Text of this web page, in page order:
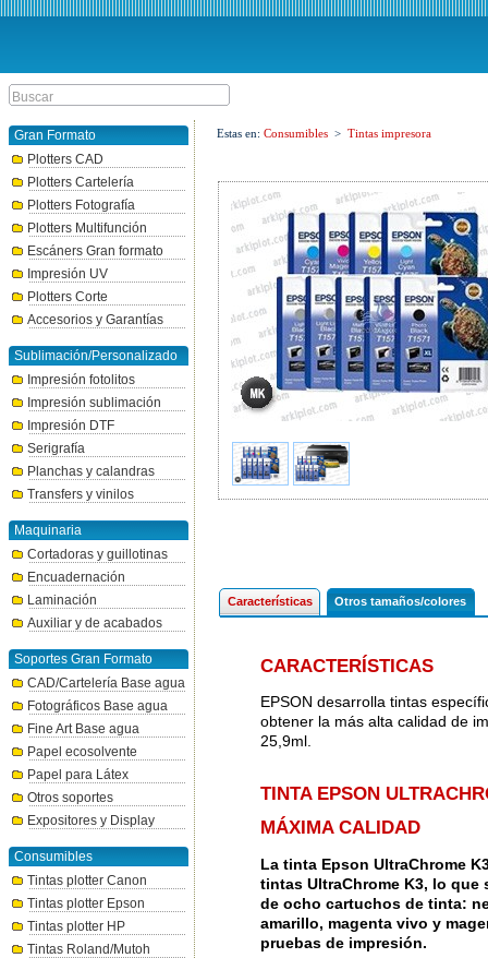
Gran Formato
Plotters CAD
Plotters Cartelería
Plotters Fotografía
Plotters Multifunción
Escáners Gran formato
Impresión UV
Plotters Corte
Accesorios y Garantías
Sublimación/Personalizado
Impresión fotolitos
Impresión sublimación
Impresión DTF
Serigrafía
Planchas y calandras
Transfers y vinilos
Maquinaria
Cortadoras y guillotinas
Encuadernación
Laminación
Auxiliar y de acabados
Soportes Gran Formato
CAD/Cartelería Base agua
Fotográficos Base agua
Fine Art Base agua
Papel ecosolvente
Papel para Látex
Otros soportes
Expositores y Display
Consumibles
Tintas plotter Canon
Tintas plotter Epson
Tintas plotter HP
Tintas Roland/Mutoh
Estas en: Consumibles > Tintas impresora
Características Otros tamaños/colores
CARACTERÍSTICAS
EPSON desarrolla tintas
obtener la más alta calidad de
25,9ml.
TINTA EPSON
MÁXIMA CALIDAD
La tinta Epson UltraChrome
tintas UltraChrome K3, lo
de ocho cartuchos de tinta:
amarillo, magenta vivo y
pruebas de impresión.